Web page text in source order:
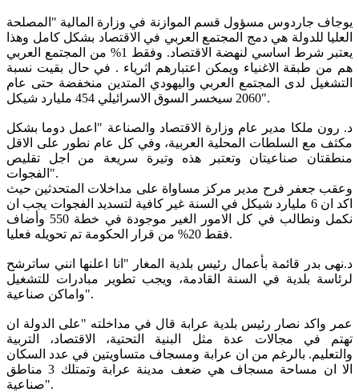
يوجاف جاردوس مسؤول قسم الموازنة في وزارة المالية "المصلحة
العليا للدولة هي دمج المجتمع العربي في الاقتصاد بشكل كامل وهذا
يعتبر شرط اساسي لنهضة الاقتصاد. وفقط 1% من المجتمع العربي
هم من طبقة الاغنياء ويمكن اعتبارهم اثرياء . في حال بقيت نسبة
التشغيل لدى المجتمع العربي واليهودي المتدين منخفضة حتى عام
2060 سيخسر السوق الاسرائيلي 454 مليارد شيكل".
د. رون ملكا مدير عام وزارة الاقتصاد والصناعة "اعمل دوما بشكل
مكثف مع السلطات المحلية العربية، وفي كل عام نطور على الاقل
منطقتان صناعيتان وتعتبر هذه وتيرة سريعة من اجل تقليص
الفجوات".
وعقب جعفر فرح مدير مركز مساواة على مداخلات المتحدثين حيث
اكد ان 6 مليارد شيكل في السنة غير كافية لتسديد الفجوات يجب ان
نكمل ونطالب في كل الامور الغير موجودة في خطة 550 وأضاف
فقط 20% من قرار الحكومة تم تحويله فعليا.
د.نهى بدر قائمة بأعمال رئيس بلدية المغار "انا اعلنها انني ساترشح
لرئاسة بلدية في السنة القادمة، ويجب تطوير مبادرات للتشغيل
واماكن صناعية".
عمر واكد نصار رئيس بلدية عرابة قال في مداخلته "على الدولة ان
تهتم في مجالات عدة مثل البنية التحتية، الاقتصاد، التربية
والتعليم. بالرغم من ان عرابة ومسجاف متساويتين في عدد السكان
الا ان مساحة مسجاف هي ضعف مدينة عرابة وتمتلك 3 مناطق
صناعية".